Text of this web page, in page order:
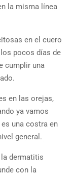
la misma línea
en el cuero
pocos días de
cumplir una
en las orejas,
ya vamos
una costra en
general.
dermatitis
con la